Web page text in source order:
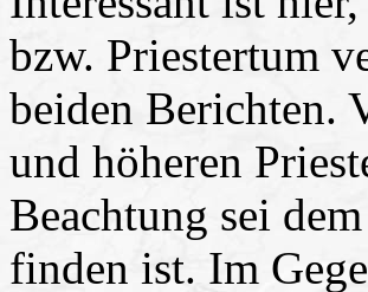
bzw. Priestertum
beiden Berichten.
und höheren
Beachtung sei
finden ist. Im